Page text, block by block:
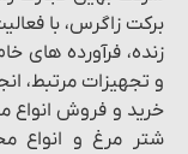
برکت زاگرس، با
زنده، فرآورده های
و تجهیزات مرتبط،
خرید و فروش انواع
شتر مرغ و انواع